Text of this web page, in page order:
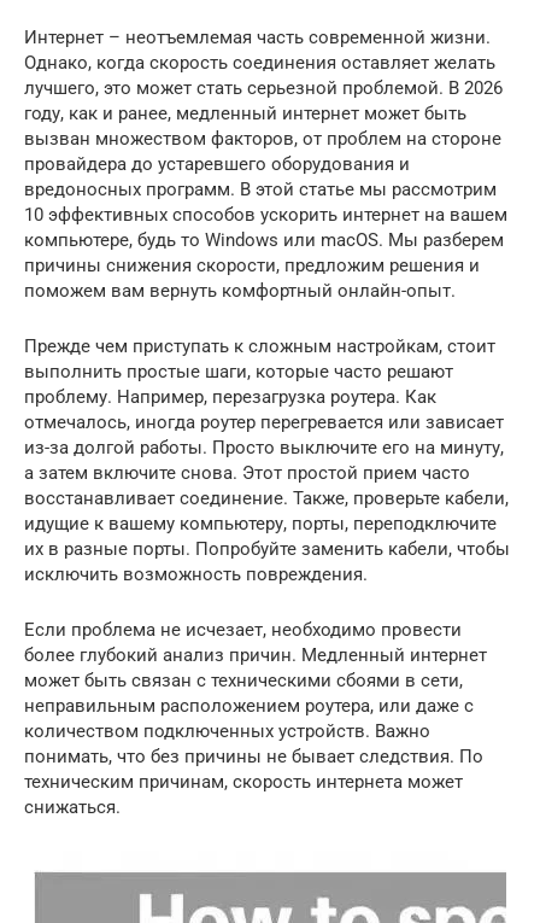
Интернет – неотъемлемая часть современной жизни.
Однако, когда скорость соединения оставляет желать
лучшего, это может стать серьезной проблемой. В 2026
году, как и ранее, медленный интернет может быть
вызван множеством факторов, от проблем на стороне
провайдера до устаревшего оборудования и
вредоносных программ. В этой статье мы рассмотрим
10 эффективных способов ускорить интернет на вашем
компьютере, будь то Windows или macOS. Мы разберем
причины снижения скорости, предложим решения и
поможем вам вернуть комфортный онлайн-опыт.
Прежде чем приступать к сложным настройкам, стоит
выполнить простые шаги, которые часто решают
проблему. Например, перезагрузка роутера. Как
отмечалось, иногда роутер перегревается или зависает
из-за долгой работы. Просто выключите его на минуту,
а затем включите снова. Этот простой прием часто
восстанавливает соединение. Также, проверьте кабели,
идущие к вашему компьютеру, порты, переподключите
их в разные порты. Попробуйте заменить кабели, чтобы
исключить возможность повреждения.
Если проблема не исчезает, необходимо провести
более глубокий анализ причин. Медленный интернет
может быть связан с техническими сбоями в сети,
неправильным расположением роутера, или даже с
количеством подключенных устройств. Важно
понимать, что без причины не бывает следствия. По
техническим причинам, скорость интернета может
снижаться.